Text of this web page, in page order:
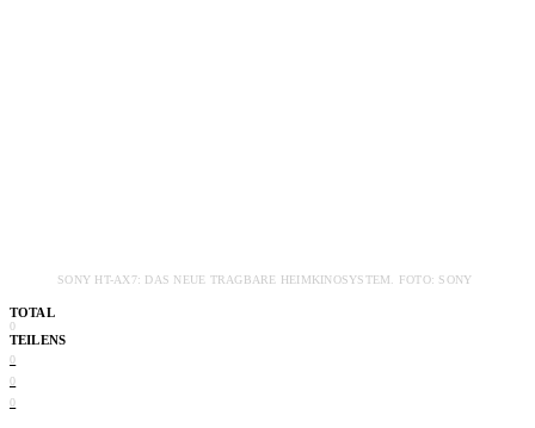
SONY HT-AX7: DAS NEUE TRAGBARE HEIMKINOSYSTEM. FOTO: SONY
TOTAL
0
TEILENS
0
0
0